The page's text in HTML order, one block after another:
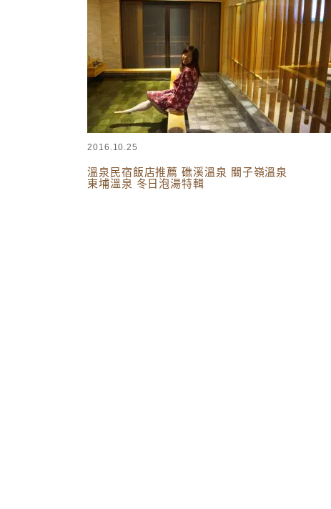
2016.10.25
溫泉民宿飯店推薦 礁溪溫泉 關子嶺溫泉
東埔溫泉 冬日泡湯特輯